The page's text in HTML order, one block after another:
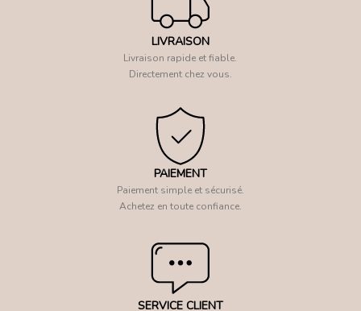
LIVRAISON
Livraison rapide et fiable.
Directement chez vous.
PAIEMENT
Paiement simple et sécurisé.
Achetez en toute confiance.
SERVICE CLIENT